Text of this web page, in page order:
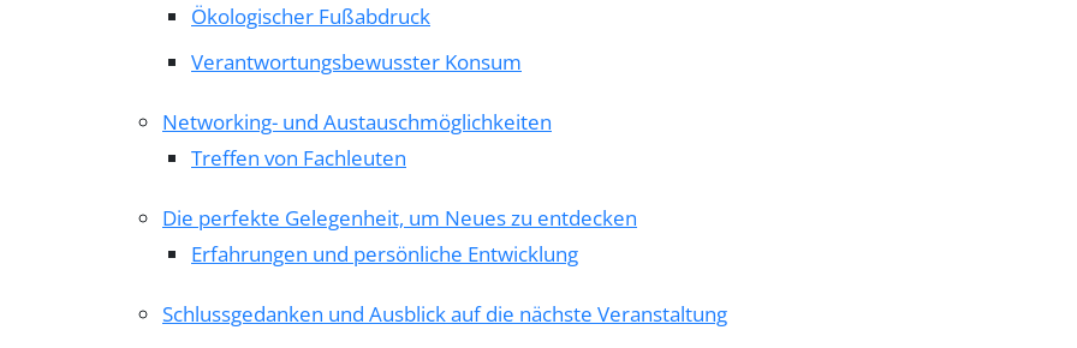
Ökologischer Fußabdruck
Verantwortungsbewusster Konsum
Networking- und Austauschmöglichkeiten
Treffen von Fachleuten
Die perfekte Gelegenheit, um Neues zu entdecken
Erfahrungen und persönliche Entwicklung
Schlussgedanken und Ausblick auf die nächste Veranstaltung